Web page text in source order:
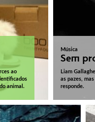
ao
animal.
Música
Sem
Liam
as pazes,
responde.